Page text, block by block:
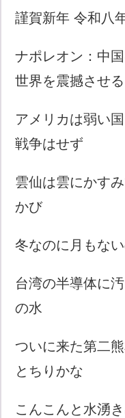
謹賀新年 令和八
ナポレオン：中
世界を震撼させ
アメリカは弱い
戦争はせず
雲仙は雲にかす
かび
冬なのに月もな
台湾の半導体に
の水
ついに来た第二
とちりかな
こんこんと水湧